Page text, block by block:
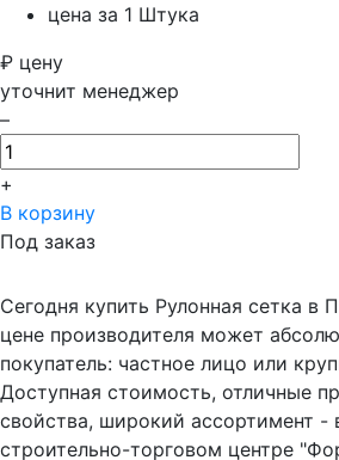
цена за 1 Штука
₽ цену
уточнит менеджер
–
+
В корзину
Под заказ
Сегодня купить Рулонная сетка в
цене производителя может
покупатель: частное лицо или
Доступная стоимость, отличные
свойства, широкий ассортимент -
строительно-торговом центре